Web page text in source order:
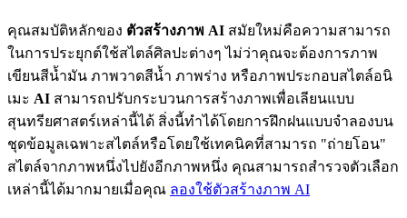
คุณสมบัติหลักของ ตัวสร้างภาพ AI สมัยใหม่คือความสามารถ
ในการประยุกต์ใช้สไตล์ศิลปะต่างๆ ไม่ว่าคุณจะต้องการภาพ
เขียนสีน้ำมัน ภาพวาดสีน้ำ ภาพร่าง หรือภาพประกอบสไตล์อนิ
เมะ AI สามารถปรับกระบวนการสร้างภาพเพื่อเลียนแบบ
สุนทรียศาสตร์เหล่านี้ได้ สิ่งนี้ทำได้โดยการฝึกฝนแบบจำลองบน
ชุดข้อมูลเฉพาะสไตล์หรือโดยใช้เทคนิคที่สามารถ "ถ่ายโอน"
สไตล์จากภาพหนึ่งไปยังอีกภาพหนึ่ง คุณสามารถสำรวจตัวเลือก
เหล่านี้ได้มากมายเมื่อคุณ ลองใช้ตัวสร้างภาพ AI